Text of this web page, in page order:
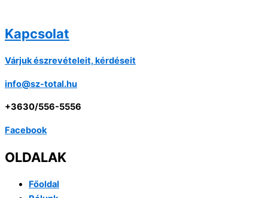
Kapcsolat
Várjuk észrevételeit, kérdéseit
info@sz-total.hu
+3630/556-5556
Facebook
OLDALAK
Főoldal